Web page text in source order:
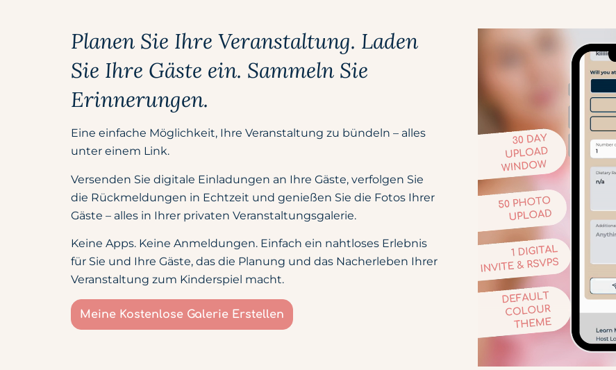
Planen Sie Ihre Veranstaltung. Laden
Sie Ihre Gäste ein. Sammeln Sie
Erinnerungen.
Eine einfache Möglichkeit, Ihre Veranstaltung zu bündeln – alles
unter einem Link.
Versenden Sie digitale Einladungen an Ihre Gäste, verfolgen Sie
die Rückmeldungen in Echtzeit und genießen Sie die Fotos Ihrer
Gäste – alles in Ihrer privaten Veranstaltungsgalerie.
Keine Apps. Keine Anmeldungen. Einfach ein nahtloses Erlebnis
für Sie und Ihre Gäste, das die Planung und das Nacherleben Ihrer
Veranstaltung zum Kinderspiel macht.
Meine Kostenlose Galerie Erstellen